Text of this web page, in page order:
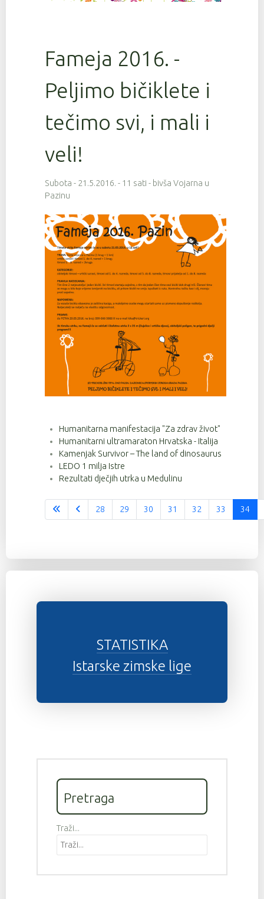
Fameja 2016. -
Peljimo bičiklete i
tečimo svi, i mali i
veli!
Subota - 21.5.2016. - 11 sati - bivša Vojarna u
Pazinu
Humanitarna manifestacija "Za zdrav život"
Humanitarni ultramaraton Hrvatska - Italija
Kamenjak Survivor – The land of dinosaurus
LEDO 1 milja Istre
Rezultati dječjih utrka u Medulinu
Stranica 34 od 37
28 29 30 31 32 33 34
STATISTIKA
Istarske zimske lige
Pretraga
Traži...